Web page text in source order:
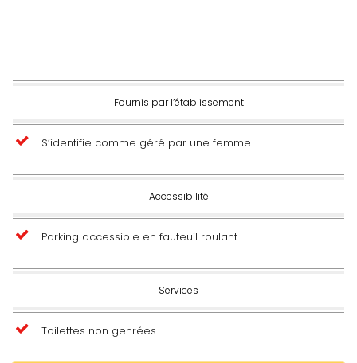
Fournis par l’établissement
S’identifie comme géré par une femme
Accessibilité
Parking accessible en fauteuil roulant
Services
Toilettes non genrées